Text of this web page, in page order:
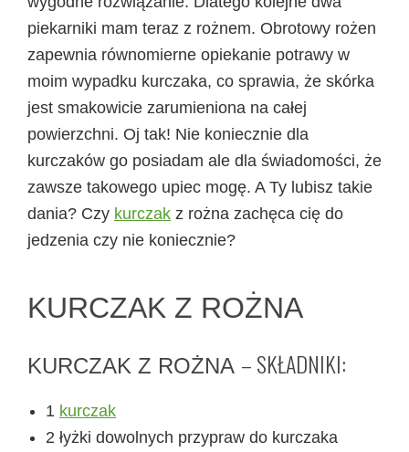
piekarniki mam teraz z rożnem. Obrotowy rożen
zapewnia równomierne opiekanie potrawy w
moim wypadku kurczaka, co sprawia, że skórka
jest smakowicie zarumieniona na całej
powierzchni. Oj tak! Nie koniecznie dla
kurczaków go posiadam ale dla świadomości, że
zawsze takowego upiec mogę. A Ty lubisz takie
dania? Czy kurczak z rożna zachęca cię do
jedzenia czy nie koniecznie?
KURCZAK Z ROŻNA
KURCZAK Z ROŻNA – SKŁADNIKI:
1 kurczak
2 łyżki dowolnych przypraw do kurczaka